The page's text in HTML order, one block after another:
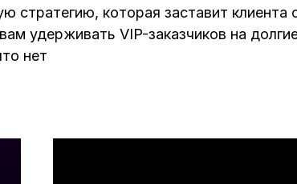
стратегию, которая заставит клиента
удерживать VIP-заказчиков на
нет